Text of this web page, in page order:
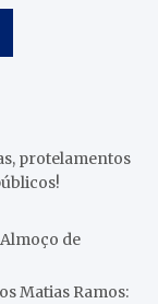
protelamentos
de
Matias Ramos: